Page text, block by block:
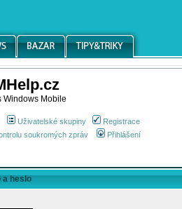
Windows Mobile
Uživatelské skupiny
Registrace
soukromých zpráv Přihlášení
a heslo